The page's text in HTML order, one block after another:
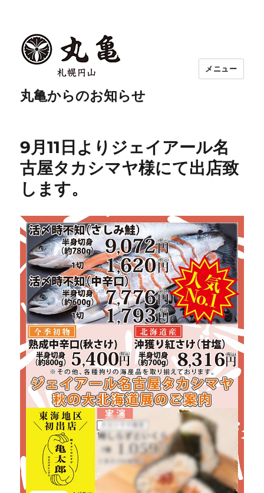
丸亀からのお知らせ
メニュー
9月11日よりジェイアール名
古屋タカシマヤ様にて出店致
します。